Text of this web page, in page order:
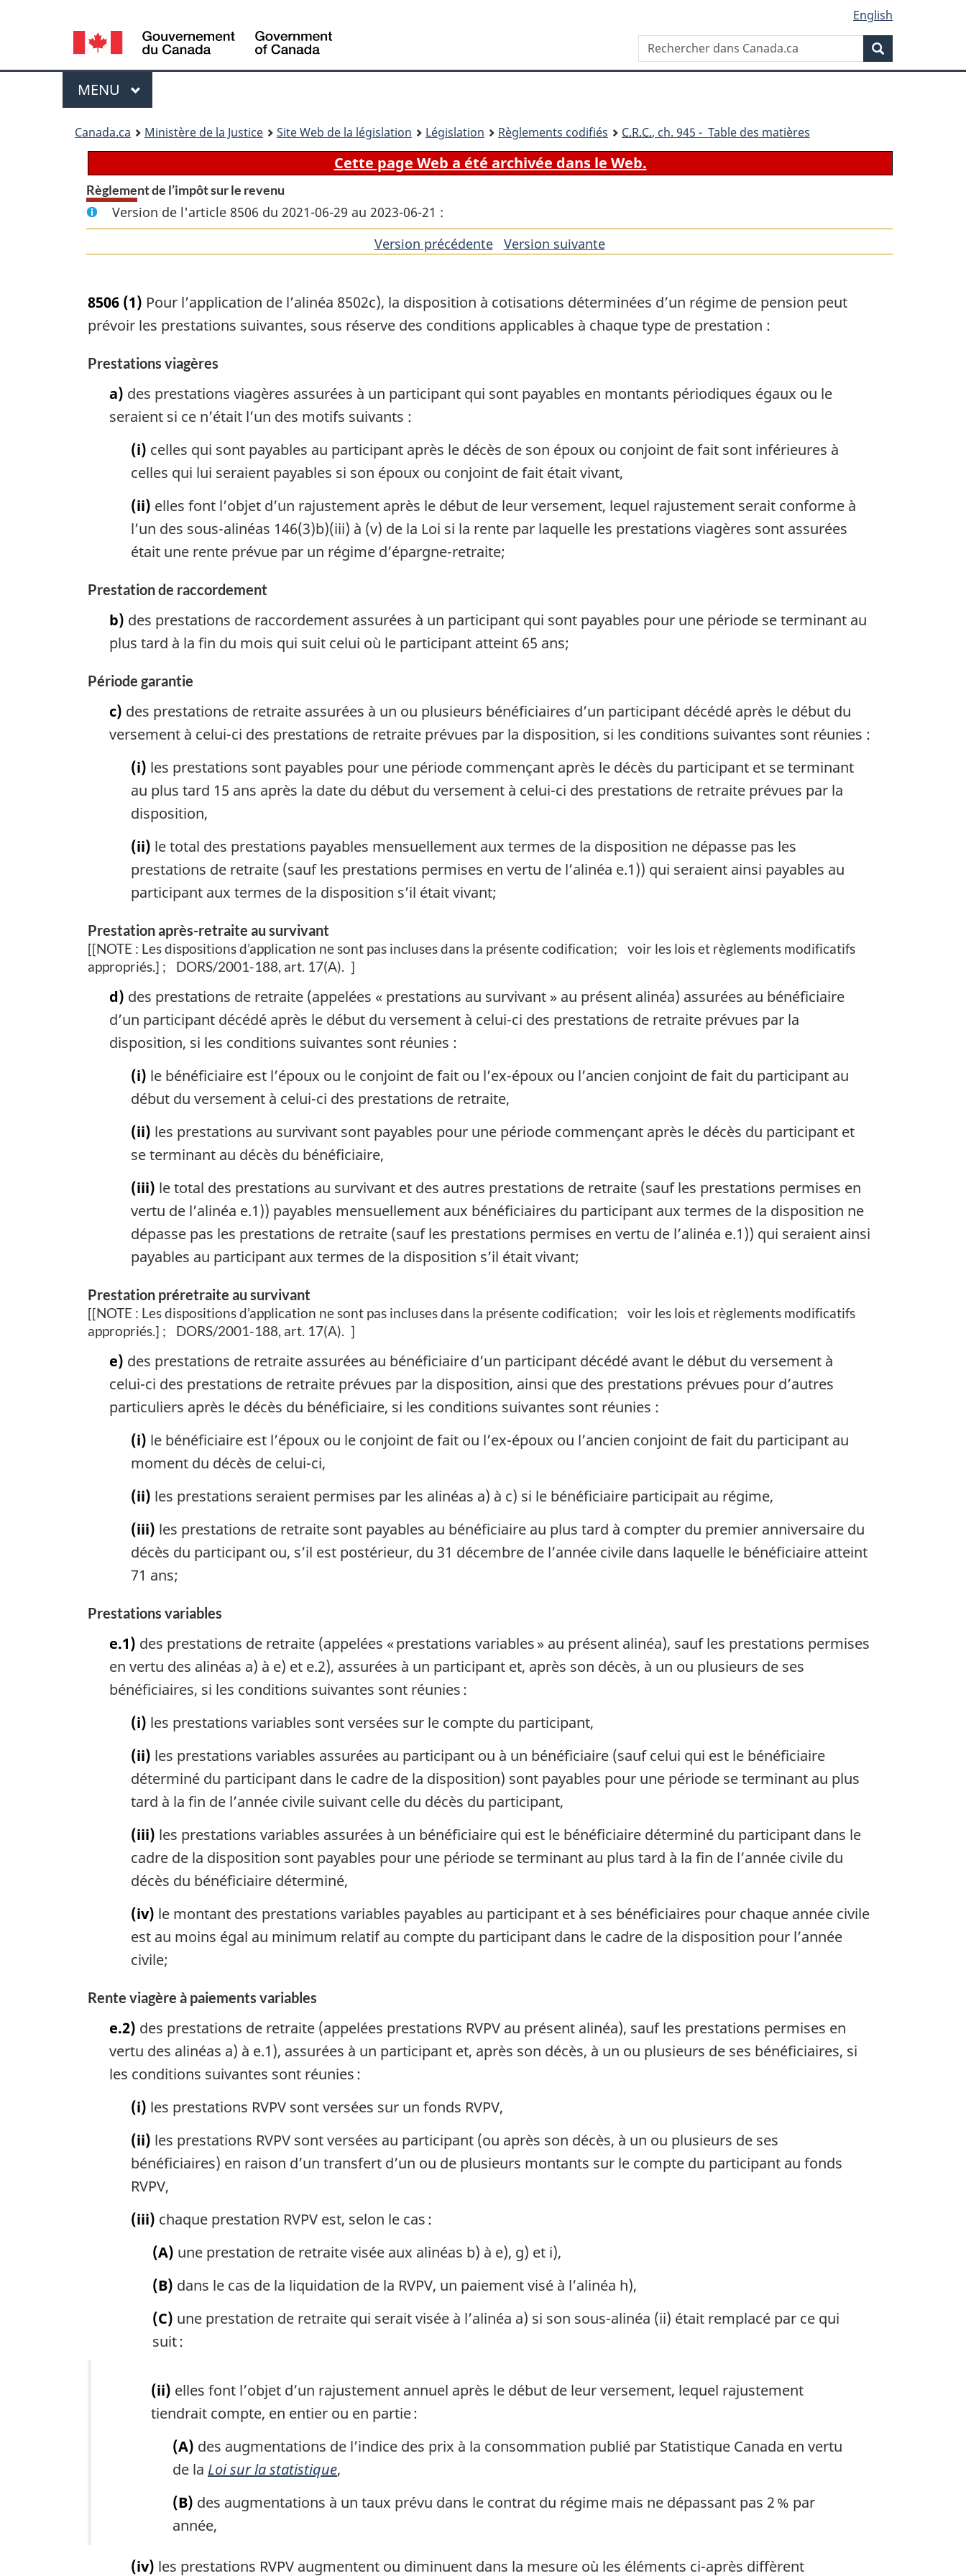
principal
À
site
version
Language
selection
English
Rechercher
dans
Canada.ca
Menu
MENU PRINCIPAL
Canada.ca Ministère de la Justice Site Web de la législation Législation Règlements codifiés C.R.C., ch. 945 - Table des matières
Cette page Web a été archivée dans le Web.
Règlement de l’impôt sur le revenu
Version de l'article 8506 du 2021-06-29 au 2023-06-21 :
Version précédentedeVersion suivantede
8506 (1) Pour l’application de l’alinéa 8502c), la disposition à cotisations déterminées d’un régime de pension peut
prévoir les prestations suivantes, sous réserve des conditions applicables à chaque type de prestation :
Prestations viagères
a) des prestations viagères assurées à un participant qui sont payables en montants périodiques égaux ou le
seraient si ce n’était l’un des motifs suivants :
(i) celles qui sont payables au participant après le décès de son époux ou conjoint de fait sont inférieures à
celles qui lui seraient payables si son époux ou conjoint de fait était vivant,
(ii) elles font l’objet d’un rajustement après le début de leur versement, lequel rajustement serait conforme à
l’un des sous-alinéas 146(3)b)(iii) à (v) de la Loi si la rente par laquelle les prestations viagères sont assurées
était une rente prévue par un régime d’épargne-retraite;
Prestation de raccordement
b) des prestations de raccordement assurées à un participant qui sont payables pour une période se terminant au
plus tard à la fin du mois qui suit celui où le participant atteint 65 ans;
Période garantie
c) des prestations de retraite assurées à un ou plusieurs bénéficiaires d’un participant décédé après le début du
versement à celui-ci des prestations de retraite prévues par la disposition, si les conditions suivantes sont réunies :
(i) les prestations sont payables pour une période commençant après le décès du participant et se terminant
au plus tard 15 ans après la date du début du versement à celui-ci des prestations de retraite prévues par la
disposition,
(ii) le total des prestations payables mensuellement aux termes de la disposition ne dépasse pas les
prestations de retraite (sauf les prestations permises en vertu de l’alinéa e.1)) qui seraient ainsi payables au
participant aux termes de la disposition s’il était vivant;
Prestation après-retraite au survivant
[[NOTE : Les dispositions d’application ne sont pas incluses dans la présente codification
voir les lois et règlements modificatifs
appropriés.]
DORS/2001-188, art. 17(A) ]
d) des prestations de retraite (appelées « prestations au survivant » au présent alinéa) assurées au bénéficiaire
d’un participant décédé après le début du versement à celui-ci des prestations de retraite prévues par la
disposition, si les conditions suivantes sont réunies :
(i) le bénéficiaire est l’époux ou le conjoint de fait ou l’ex-époux ou l’ancien conjoint de fait du participant au
début du versement à celui-ci des prestations de retraite,
(ii) les prestations au survivant sont payables pour une période commençant après le décès du participant et
se terminant au décès du bénéficiaire,
(iii) le total des prestations au survivant et des autres prestations de retraite (sauf les prestations permises en
vertu de l’alinéa e.1)) payables mensuellement aux bénéficiaires du participant aux termes de la disposition ne
dépasse pas les prestations de retraite (sauf les prestations permises en vertu de l’alinéa e.1)) qui seraient ainsi
payables au participant aux termes de la disposition s’il était vivant;
Prestation préretraite au survivant
[[NOTE : Les dispositions d’application ne sont pas incluses dans la présente codification
voir les lois et règlements modificatifs
appropriés.]
DORS/2001-188, art. 17(A) ]
e) des prestations de retraite assurées au bénéficiaire d’un participant décédé avant le début du versement à
celui-ci des prestations de retraite prévues par la disposition, ainsi que des prestations prévues pour d’autres
particuliers après le décès du bénéficiaire, si les conditions suivantes sont réunies :
(i) le bénéficiaire est l’époux ou le conjoint de fait ou l’ex-époux ou l’ancien conjoint de fait du participant au
moment du décès de celui-ci,
(ii) les prestations seraient permises par les alinéas a) à c) si le bénéficiaire participait au régime,
(iii) les prestations de retraite sont payables au bénéficiaire au plus tard à compter du premier anniversaire du
décès du participant ou, s’il est postérieur, du 31 décembre de l’année civile dans laquelle le bénéficiaire atteint
71 ans;
Prestations variables
e.1) des prestations de retraite (appelées « prestations variables » au présent alinéa), sauf les prestations permises
en vertu des alinéas a) à e) et e.2), assurées à un participant et, après son décès, à un ou plusieurs de ses
bénéficiaires, si les conditions suivantes sont réunies :
(i) les prestations variables sont versées sur le compte du participant,
(ii) les prestations variables assurées au participant ou à un bénéficiaire (sauf celui qui est le bénéficiaire
déterminé du participant dans le cadre de la disposition) sont payables pour une période se terminant au plus
tard à la fin de l’année civile suivant celle du décès du participant,
(iii) les prestations variables assurées à un bénéficiaire qui est le bénéficiaire déterminé du participant dans le
cadre de la disposition sont payables pour une période se terminant au plus tard à la fin de l’année civile du
décès du bénéficiaire déterminé,
(iv) le montant des prestations variables payables au participant et à ses bénéficiaires pour chaque année civile
est au moins égal au minimum relatif au compte du participant dans le cadre de la disposition pour l’année
civile;
Rente viagère à paiements variables
e.2) des prestations de retraite (appelées prestations RVPV au présent alinéa), sauf les prestations permises en
vertu des alinéas a) à e.1), assurées à un participant et, après son décès, à un ou plusieurs de ses bénéficiaires, si
les conditions suivantes sont réunies :
(i) les prestations RVPV sont versées sur un fonds RVPV,
(ii) les prestations RVPV sont versées au participant (ou après son décès, à un ou plusieurs de ses
bénéficiaires) en raison d’un transfert d’un ou de plusieurs montants sur le compte du participant au fonds
RVPV,
(iii) chaque prestation RVPV est, selon le cas :
(A) une prestation de retraite visée aux alinéas b) à e), g) et i),
(B) dans le cas de la liquidation de la RVPV, un paiement visé à l’alinéa h),
(C) une prestation de retraite qui serait visée à l’alinéa a) si son sous-alinéa (ii) était remplacé par ce qui
suit :
(ii) elles font l’objet d’un rajustement annuel après le début de leur versement, lequel rajustement
tiendrait compte, en entier ou en partie :
(A) des augmentations de l’indice des prix à la consommation publié par Statistique Canada en vertu
de la Loi sur la statistique,
(B) des augmentations à un taux prévu dans le contrat du régime mais ne dépassant pas 2 % par
année,
(iv) les prestations RVPV augmentent ou diminuent dans la mesure où les éléments ci-après diffèrent